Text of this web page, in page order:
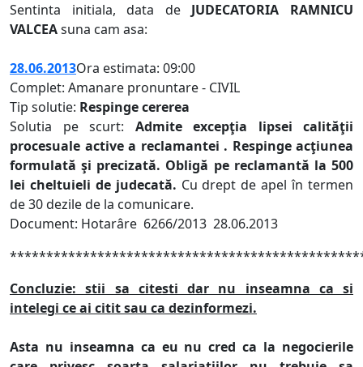
Sentinta initiala, data deJUDECATORIA RAMNICU
VALCEAsuna cam asa:
28.06.2013Ora estimata: 09:00
Complet: Amanare pronuntare - CIVIL
Tip solutie: Respinge cererea
Solutia pe scurt: Admite excepţia lipsei calităţii
procesuale active a reclamantei . Respinge acţiunea
formulată şi precizată. Obligă pe reclamantă la 500
lei cheltuieli de judecată. Cu drept de apel în termen
de 30 dezile de la comunicare.
Document: Hotarâre 6266/2013 28.06.2013
Concluzie: stii sa citesti dar nu inseamna ca si
intelegi ce ai citit sau ca dezinformezi.
Asta nu inseamna ca eu nucred ca la negocierile